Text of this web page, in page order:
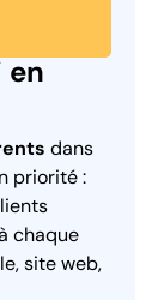
en
dans
priorité :
chaque
site web,